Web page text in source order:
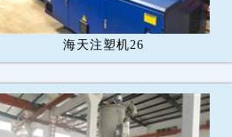
海天注塑机26